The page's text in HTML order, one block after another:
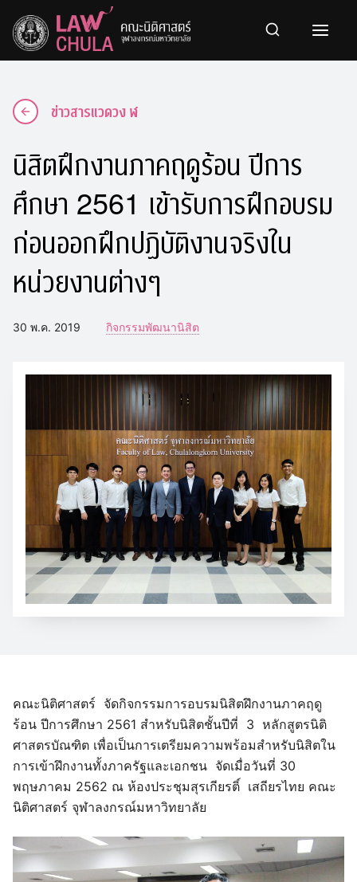
content
ข่าวสารแวดวง ฬ
นิสิตฝึกงานภาคฤดูร้อน ปีการ
ศึกษา 2561 เข้ารับการฝึกอบรม
ก่อนออกฝึกปฏิบัติงานจริงใน
หน่วยงานต่างๆ
30 พ.ค. 2019 กิจกรรมพัฒนานิสิต
คณะนิติศาสตร์ จัดกิจกรรมการอบรมนิสิตฝึกงานภาคฤดู
ร้อน ปีการศึกษา 2561 สำหรับนิสิตชั้นปีที่ 3 หลักสูตรนิติ
ศาสตรบัณฑิต เพื่อเป็นการเตรียมความพร้อมสำหรับนิสิตใน
การเข้าฝึกงานทั้งภาครัฐและเอกชน จัดเมื่อวันที่ 30
พฤษภาคม 2562 ณ ห้องประชุมสุรเกียรติ์ เสถียรไทย คณะ
นิติศาสตร์ จุฬาลงกรณ์มหาวิทยาลัย